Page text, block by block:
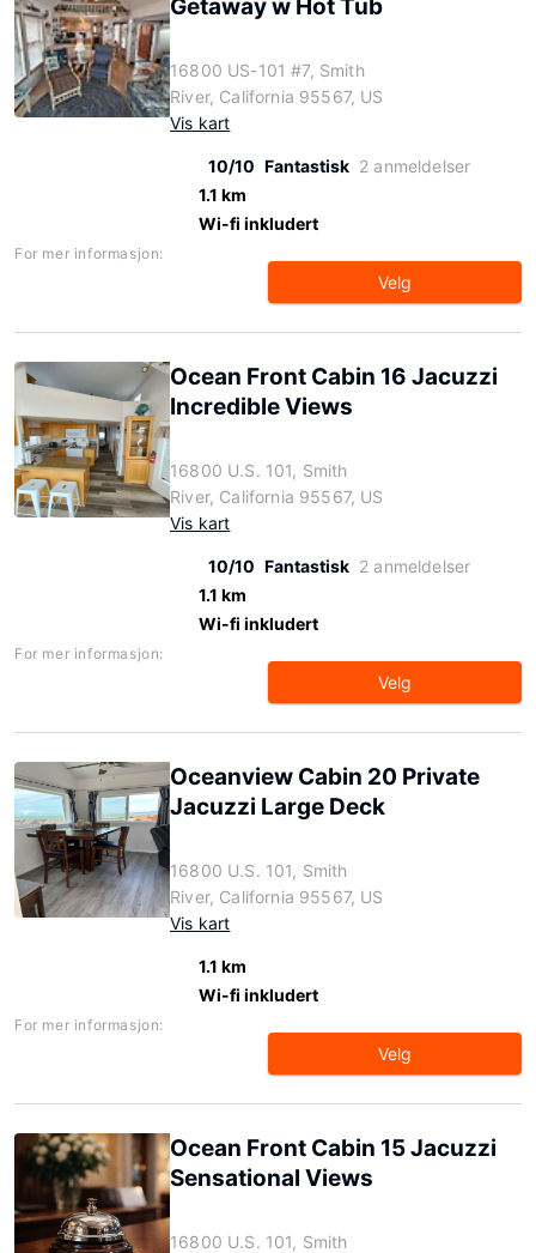
Getaway w Hot Tub
16800 US-101 #7, Smith
River, California 95567, US
Vis kart
10/10 Fantastisk 2 anmeldelser
1.1 km
Wi-fi inkludert
For mer informasjon:
Velg
Ocean Front Cabin 16 Jacuzzi
Incredible Views
16800 U.S. 101, Smith
River, California 95567, US
Vis kart
10/10 Fantastisk 2 anmeldelser
1.1 km
Wi-fi inkludert
For mer informasjon:
Velg
Oceanview Cabin 20 Private
Jacuzzi Large Deck
16800 U.S. 101, Smith
River, California 95567, US
Vis kart
1.1 km
Wi-fi inkludert
For mer informasjon:
Velg
Ocean Front Cabin 15 Jacuzzi
Sensational Views
16800 U.S. 101, Smith